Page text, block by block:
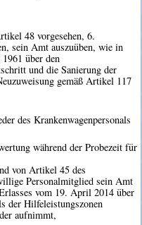
48 vorgesehen, 6.
sein Amt auszuüben, wie in
über den
und die Sanierung der
gemäß Artikel 117
des Krankenwagenpersonals
während der Probezeit für
von Artikel 45 des
Personalmitglied sein Amt
vom 19. April 2014 über
der Hilfeleistungszonen
aufnimmt,